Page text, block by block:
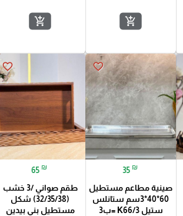
add_shopping_cart
add_shopping_cart
favorite_border
35 ₪
صينية مطاعم مستطيل
60*40*3سم ستانلس
ستيل K66/3 =ب3
favorite_border
65 ₪
طقم صواني /3 خشب
(32/35/38) شكل
مستطيل بني بيدين